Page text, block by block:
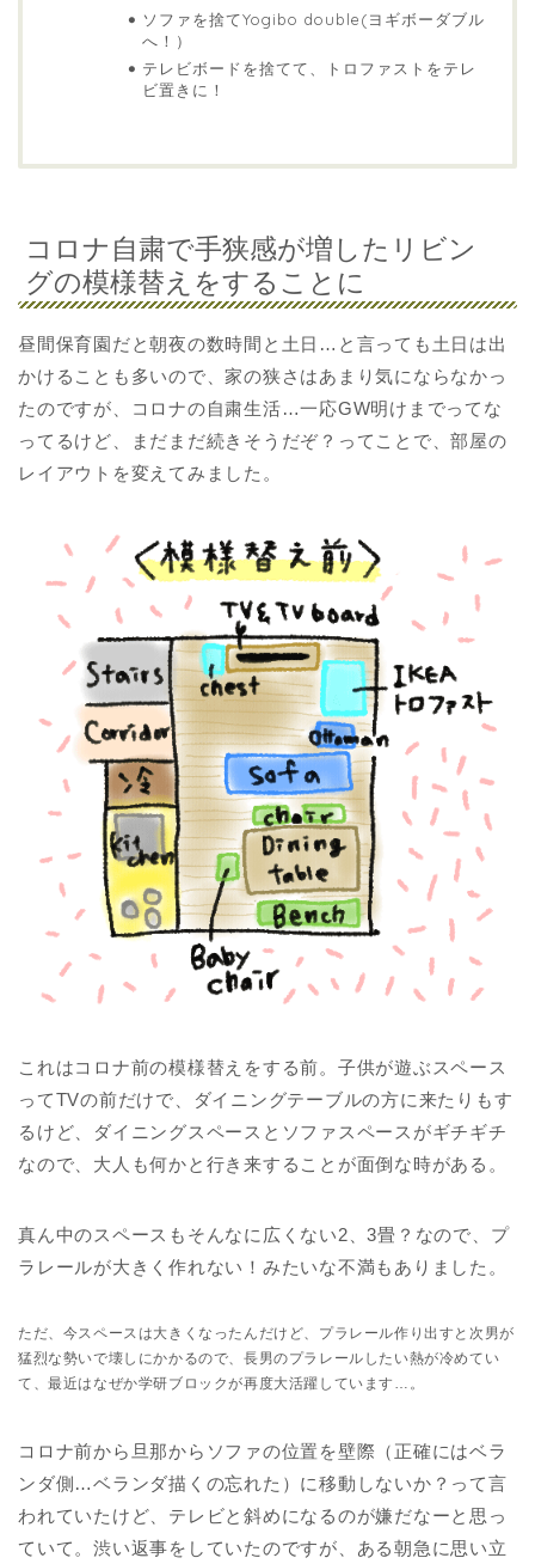
ソファを捨てYogibo double(ヨギボーダブル
へ！）
テレビボードを捨てて、トロファストをテレ
ビ置きに！
コロナ自粛で手狭感が増したリビン
グの模様替えをすることに
昼間保育園だと朝夜の数時間と土日…と言っても土日は出
かけることも多いので、家の狭さはあまり気にならなかっ
たのですが、コロナの自粛生活…一応GW明けまでってな
ってるけど、まだまだ続きそうだぞ？ってことで、部屋の
レイアウトを変えてみました。
これはコロナ前の模様替えをする前。子供が遊ぶスペース
ってTVの前だけで、ダイニングテーブルの方に来たりもす
るけど、ダイニングスペースとソファスペースがギチギチ
なので、大人も何かと行き来することが面倒な時がある。
真ん中のスペースもそんなに広くない2、3畳？なので、プ
ラレールが大きく作れない！みたいな不満もありました。
ただ、今スペースは大きくなったんだけど、プラレール作り出すと次男が
猛烈な勢いで壊しにかかるので、長男のプラレールしたい熱が冷めてい
て、最近はなぜか学研ブロックが再度大活躍しています…。
コロナ前から旦那からソファの位置を壁際（正確にはベラ
ンダ側…ベランダ描くの忘れた）に移動しないか？って言
われていたけど、テレビと斜めになるのが嫌だなーと思っ
ていて。渋い返事をしていたのですが、ある朝急に思い立